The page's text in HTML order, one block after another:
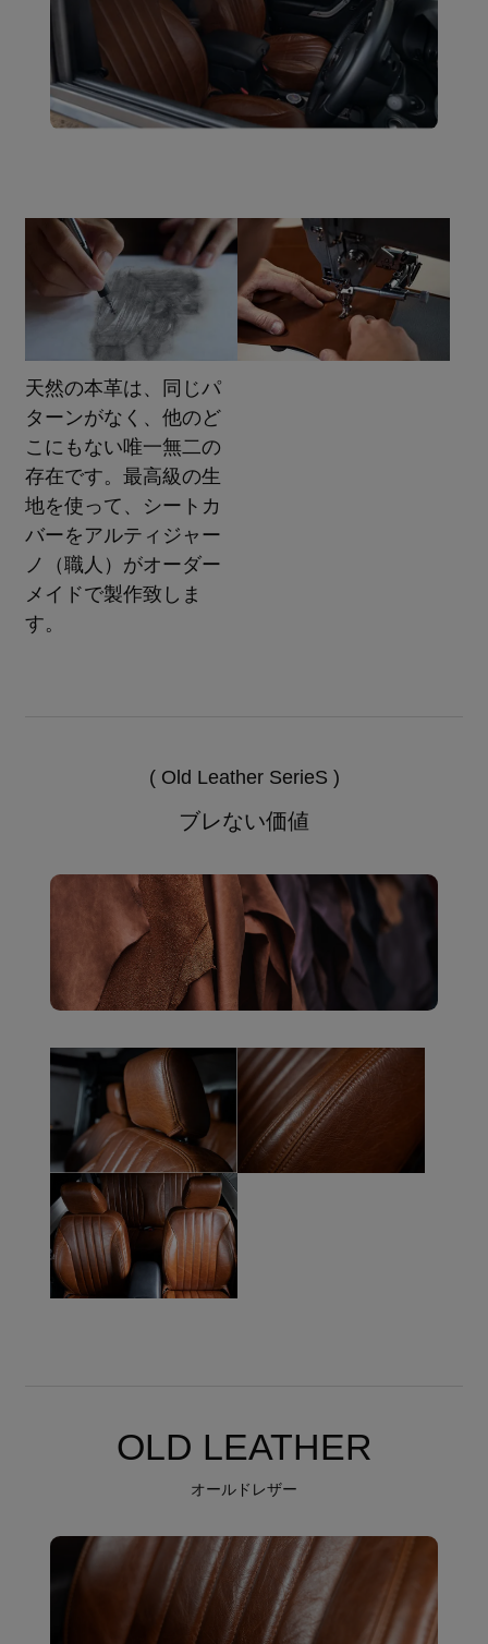
天然の本革は、同じパ
ターンがなく、他のど
こにもない唯一無二の
存在です。最高級の生
地を使って、シートカ
バーをアルティジャー
ノ（職人）がオーダー
メイドで製作致しま
す。
( Old Leather SerieS )
ブレない価値
OLD LEATHER
オールドレザー